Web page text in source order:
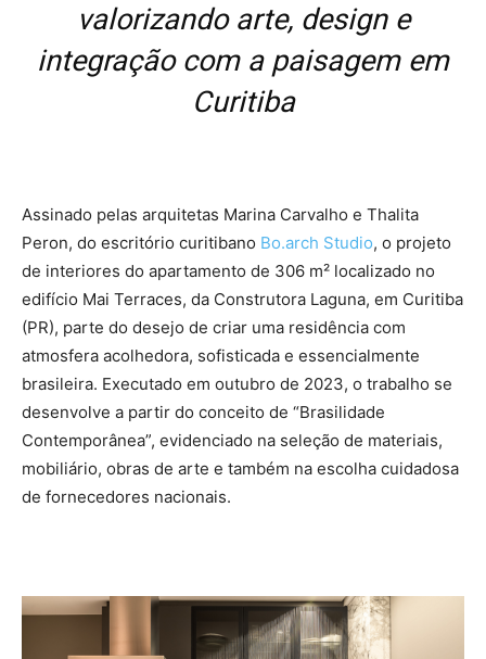
valorizando arte, design e
integração com a paisagem em
Curitiba
Assinado pelas arquitetas Marina Carvalho e Thalita
Peron, do escritório curitibano Bo.arch Studio, o projeto
de interiores do apartamento de 306 m² localizado no
edifício Mai Terraces, da Construtora Laguna, em Curitiba
(PR), parte do desejo de criar uma residência com
atmosfera acolhedora, sofisticada e essencialmente
brasileira. Executado em outubro de 2023, o trabalho se
desenvolve a partir do conceito de “Brasilidade
Contemporânea”, evidenciado na seleção de materiais,
mobiliário, obras de arte e também na escolha cuidadosa
de fornecedores nacionais.